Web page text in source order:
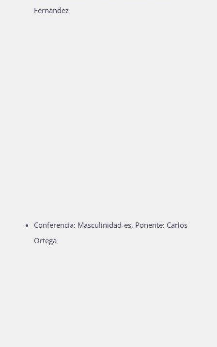
Fernández
Conferencia: Masculinidad-es, Ponente: Carlos
Ortega